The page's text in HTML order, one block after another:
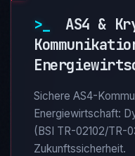
>_
AS4 &
Sichere AS4-
Energiewirtschaft:
(BSI TR-02102/TR-
Zukunftssicherheit.